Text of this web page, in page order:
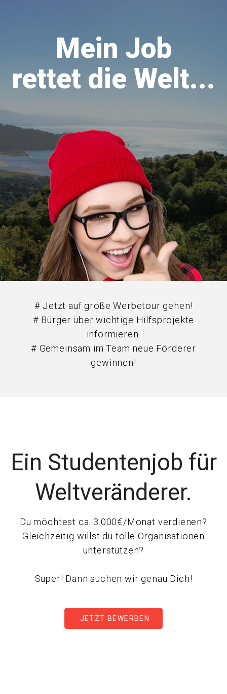
Mein Job
rettet die Welt...
# Jetzt auf große Werbetour gehen!
# Bürger über wichtige Hilfsprojekte
informieren.
# Gemeinsam im Team neue Förderer
gewinnen!
Ein Studentenjob für
Weltveränderer.
Du möchtest ca. 3.000€/Monat verdienen?
Gleichzeitig willst du tolle Organisationen
unterstützen?
Super! Dann suchen wir genau Dich!
JETZT BEWERBEN